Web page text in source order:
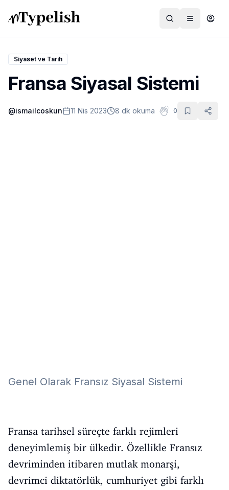
Dünya
Film ve Dizi
Siyaset ve Tarih
Fransa Siyasal Sistemi
@ismailcoskun 11 Nis 2023 8 dk okuma 0
Genel Olarak Fransız Siyasal Sistemi
Fransa tarihsel süreçte farklı rejimleri
deneyimlemiş bir ülkedir. Özellikle Fransız
devriminden itibaren mutlak monarşi,
devrimci diktatörlük, cumhuriyet gibi farklı